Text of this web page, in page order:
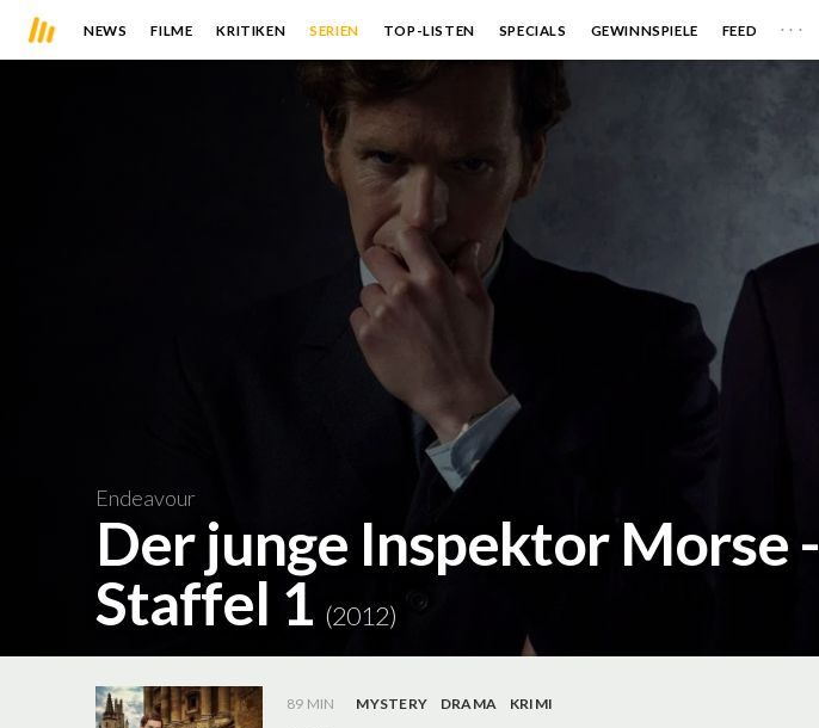
NEWS FILME KRITIKEN SERIEN TOP-LISTEN SPECIALS GEWINNSPIELE FEED . . .
Endeavour
Der junge Inspektor Morse -
Staffel 1 (2012)
89 MIN MYSTERY DRAMA
KRIMI